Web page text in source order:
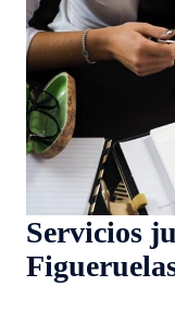
Servicios